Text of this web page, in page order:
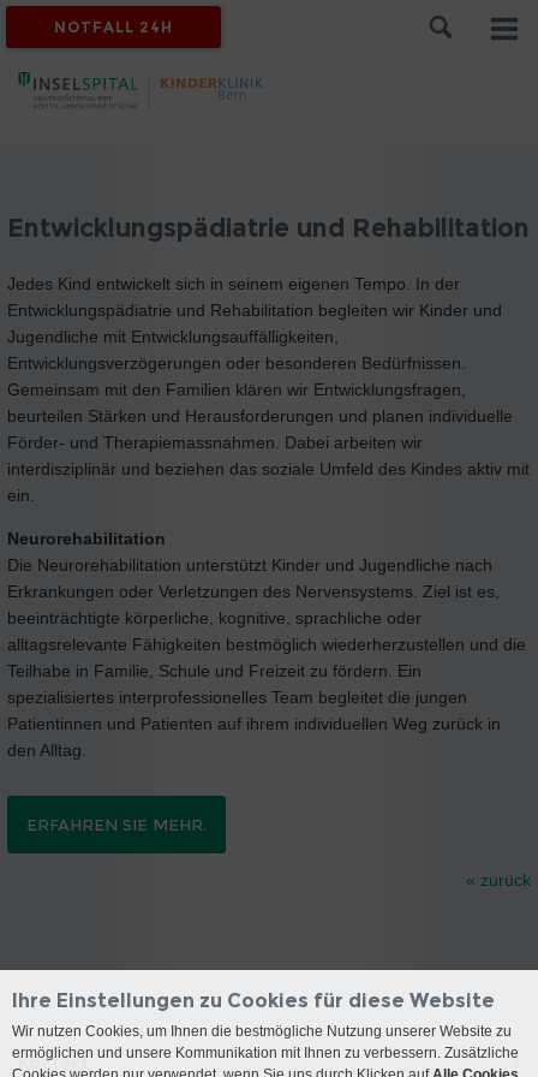
NOTFALL 24H
Entwicklungspädiatrie und Rehabilitation
Jedes Kind entwickelt sich in seinem eigenen Tempo. In der
Entwicklungspädiatrie und Rehabilitation begleiten wir Kinder und
Jugendliche mit Entwicklungsauffälligkeiten,
Entwicklungsverzögerungen oder besonderen Bedürfnissen.
Gemeinsam mit den Familien klären wir Entwicklungsfragen,
beurteilen Stärken und Herausforderungen und planen individuelle
Förder- und Therapiemassnahmen. Dabei arbeiten wir
interdisziplinär und beziehen das soziale Umfeld des Kindes aktiv mit
ein.
Neurorehabilitation
Die Neurorehabilitation unterstützt Kinder und Jugendliche nach
Erkrankungen oder Verletzungen des Nervensystems. Ziel ist es,
beeinträchtigte körperliche, kognitive, sprachliche oder
alltagsrelevante Fähigkeiten bestmöglich wiederherzustellen und die
Teilhabe in Familie, Schule und Freizeit zu fördern. Ein
spezialisiertes interprofessionelles Team begleitet die jungen
Patientinnen und Patienten auf ihrem individuellen Weg zurück in
den Alltag.
ERFAHREN SIE MEHR.
« zurück
Kontakt
Ihre Einstellungen zu Cookies für diese Website
Wir nutzen Cookies, um Ihnen die bestmögliche Nutzung unserer Website zu
ermöglichen und unsere Kommunikation mit Ihnen zu verbessern. Zusätzliche